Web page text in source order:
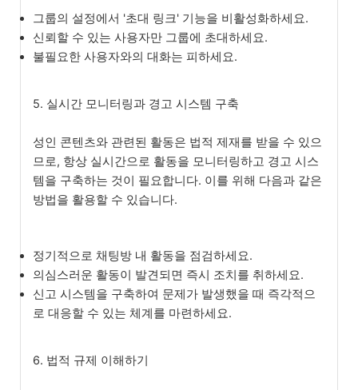
그룹의 설정에서 '초대 링크' 기능을 비활성화하세요.
신뢰할 수 있는 사용자만 그룹에 초대하세요.
불필요한 사용자와의 대화는 피하세요.
5. 실시간 모니터링과 경고 시스템 구축
성인 콘텐츠와 관련된 활동은 법적 제재를 받을 수 있으
므로, 항상 실시간으로 활동을 모니터링하고 경고 시스
템을 구축하는 것이 필요합니다. 이를 위해 다음과 같은
방법을 활용할 수 있습니다.
정기적으로 채팅방 내 활동을 점검하세요.
의심스러운 활동이 발견되면 즉시 조치를 취하세요.
신고 시스템을 구축하여 문제가 발생했을 때 즉각적으
로 대응할 수 있는 체계를 마련하세요.
6. 법적 규제 이해하기